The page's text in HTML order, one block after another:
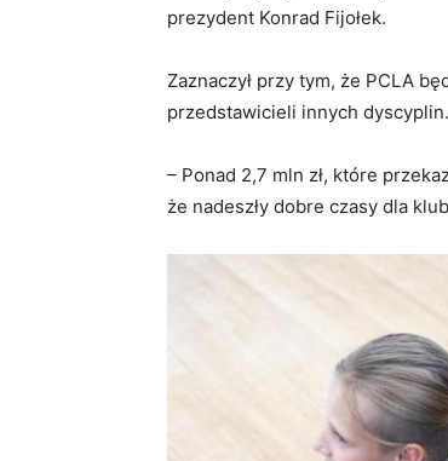
prezydent Konrad Fijołek.
Zaznaczył przy tym, że PCLA
przedstawicieli innych dyscyplin.
– Ponad 2,7 mln zł, które
że nadeszły dobre czasy dla